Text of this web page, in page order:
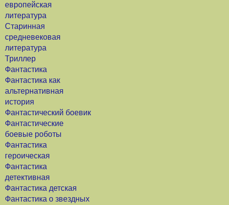
европейская
литература
Старинная
средневековая
литература
Триллер
Фантастика
Фантастика как
альтернативная
история
Фантастический боевик
Фантастические
боевые роботы
Фантастика
героическая
Фантастика
детективная
Фантастика детская
Фантастика о звездных